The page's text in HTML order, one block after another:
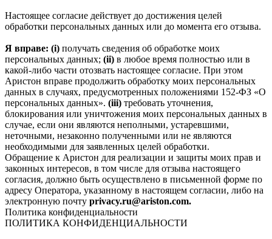
Настоящее согласие действует до достижения целей
обработки персональных данных или до момента его отзыва.
Я вправе: (i) получать сведения об обработке моих
персональных данных; (ii) в любое время полностью или в
какой-либо части отозвать настоящее согласие. При этом
Аристон вправе продолжить обработку моих персональных
данных в случаях, предусмотренных положениями 152-ФЗ «О
персональных данных». (iii) требовать уточнения,
блокирования или уничтожения моих персональных данных в
случае, если они являются неполными, устаревшими,
неточными, незаконно полученными или не являются
необходимыми для заявленных целей обработки.
Обращение к Аристон для реализации и защиты моих прав и
законных интересов, в том числе для отзыва настоящего
согласия, должно быть осуществлено в письменной форме по
адресу Оператора, указанному в настоящем согласии, либо на
электронную почту privacy.ru@ariston.com.
Политика конфиденциальности
ПОЛИТИКА КОНФИДЕНЦИАЛЬНОСТИ